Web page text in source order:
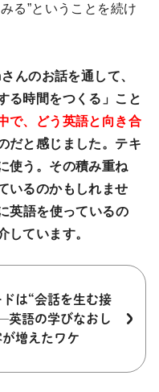
る”ということを続け
んのお話を通して、
る時間をつくる」こと
で、どう英語と向き合
だと感じました。テキ
使う。その積み重ね
いるのかもしれませ
英語を使っているの
しています。
は“会話を生む接
語の学びなおし
増えたワケ